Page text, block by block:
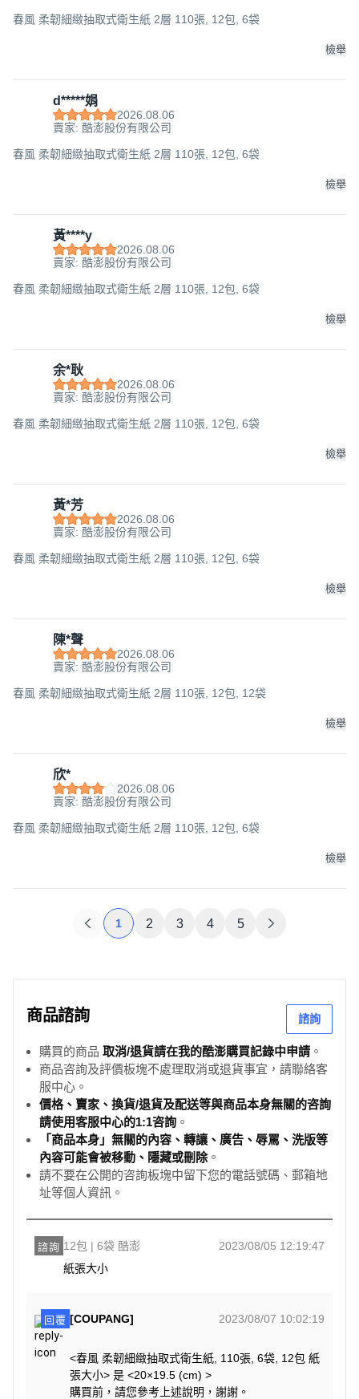
春風 柔韌細緻抽取式衛生紙 2層 110張, 12包, 6袋
檢舉
d*****娟
2026.08.06
賣家: 酷澎股份有限公司
春風 柔韌細緻抽取式衛生紙 2層 110張, 12包, 6袋
檢舉
黃****y
2026.08.06
賣家: 酷澎股份有限公司
春風 柔韌細緻抽取式衛生紙 2層 110張, 12包, 6袋
檢舉
余*耿
2026.08.06
賣家: 酷澎股份有限公司
春風 柔韌細緻抽取式衛生紙 2層 110張, 12包, 6袋
檢舉
黃*芳
2026.08.06
賣家: 酷澎股份有限公司
春風 柔韌細緻抽取式衛生紙 2層 110張, 12包, 6袋
檢舉
陳*聲
2026.08.06
賣家: 酷澎股份有限公司
春風 柔韌細緻抽取式衛生紙 2層 110張, 12包, 12袋
檢舉
欣*
2026.08.06
賣家: 酷澎股份有限公司
春風 柔韌細緻抽取式衛生紙 2層 110張, 12包, 6袋
檢舉
1 2 3 4 5
商品諮詢 諮詢
購買的商品 取消/退貨請在我的酷澎購買記錄中申請 。
商品咨詢及評價板塊不處理取消或退貨事宜，請聯絡客
服中心。
價格、賣家、換貨/退貨及配送等與商品本身無關的咨詢
請使用客服中心的1:1咨詢 。
「商品本身」無關的內容、轉讓、廣告、辱罵、洗版等
內容可能會被移動、隱藏或刪除。
請不要在公開的咨詢板塊中留下您的電話號碼、郵箱地
址等個人資訊。
諮詢 12包 | 6袋 酷澎
2023/08/05 12:19:47
紙張大小
回覆 [COUPANG] 2023/08/07 10:02:19
<春風 柔韌細緻抽取式衛生紙, 110張, 6袋, 12包 紙
張大小> 是 <20×19.5 (cm) >
購買前，請您參考上述說明，謝謝。